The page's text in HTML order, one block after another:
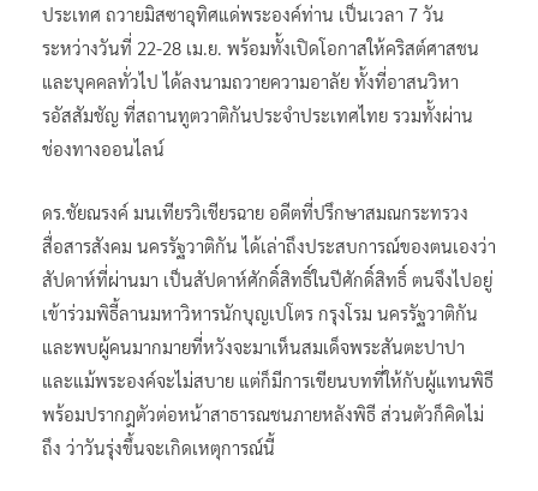
ประเทศ ถวายมิสซาอุทิศแด่พระองค์ท่าน เป็นเวลา 7 วัน
ระหว่างวันที่ 22-28 เม.ย. พร้อมทั้งเปิดโอกาสให้คริสต์ศาสชน
และบุคคลทั่วไป ได้ลงนามถวายความอาลัย ทั้งที่อาสนวิหา
รอัสสัมชัญ ที่สถานทูตวาติกันประจำประเทศไทย รวมทั้งผ่าน
ช่องทางออนไลน์
ดร.ชัยณรงค์ มนเทียรวิเชียรฉาย อดีตที่ปรึกษาสมณกระทรวง
สื่อสารสังคม นครรัฐวาติกัน ได้เล่าถึงประสบการณ์ของตนเองว่า
สัปดาห์ที่ผ่านมา เป็นสัปดาห์ศักดิ์สิทธิ์ในปีศักดิ์สิทธิ์ ตนจึงไปอยู่
เข้าร่วมพิธี้ลานมหาวิหารนักบุญเปโตร กรุงโรม นครรัฐวาติกัน
และพบผู้คนมากมายที่หวังจะมาเห็นสมเด็จพระสันตะปาปา
และแม้พระองค์จะไม่สบาย แต่ก็มีการเขียนบทที่ให้กับผู้แทนพิธี
พร้อมปรากฎตัวต่อหน้าสาธารณชนภายหลังพิธี ส่วนตัวก็คิดไม่
ถึง ว่าวันรุ่งขึ้นจะเกิดเหตุการณ์นี้